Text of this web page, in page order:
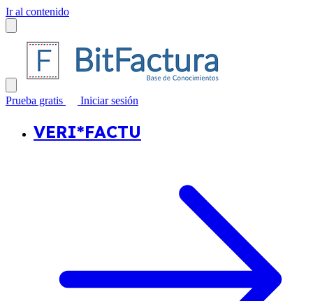
Ir al contenido
Prueba gratis Iniciar sesión
VERI*FACTU